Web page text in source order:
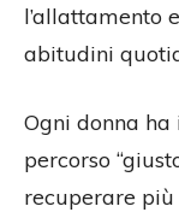
l’allattamento
abitudini
Ogni donna
percorso
recuperare